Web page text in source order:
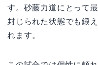
す。砂藤力道にとって
封じられた状態でも鍛
れます。